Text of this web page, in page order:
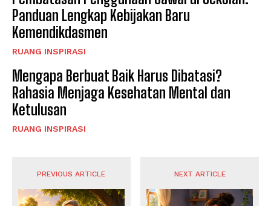
Panduan Lengkap Kebijakan Baru
Kemendikdasmen
RUANG INSPIRASI
Mengapa Berbuat Baik Harus Dibatasi?
Rahasia Menjaga Kesehatan Mental dan
Ketulusan
RUANG INSPIRASI
PREVIOUS ARTICLE NEXT ARTICLE